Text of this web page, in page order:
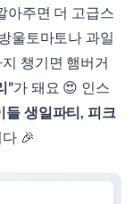
아주면 더 고급스
울토마토나 과일
챙기면 햄버거
”가 돼요 😍 인스
들 생일파티, 피크
🎉